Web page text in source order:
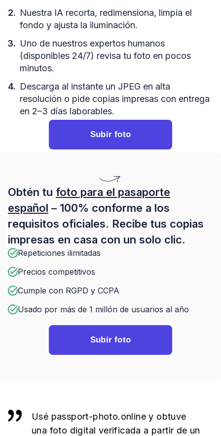
Nuestra IA recorta, redimensiona, limpia el
fondo y ajusta la iluminación.
Uno de nuestros expertos humanos
(disponibles 24/7) revisa tu foto en pocos
minutos.
Descarga al instante un JPEG en alta
resolución o pide copias impresas con entrega
en 2–3 días laborables.
Subir foto
Obtén tu foto para el pasaporte
español – 100% conforme a los
requisitos oficiales. Recibe tus copias
impresas en casa con un solo clic.
Repeticiones ilimitadas
Precios competitivos
Cumple con RGPD y CCPA
Usado por más de 1 millón de usuarios al año
Subir foto
Usé passport-photo.online y obtuve
una foto digital verificada a partir de un